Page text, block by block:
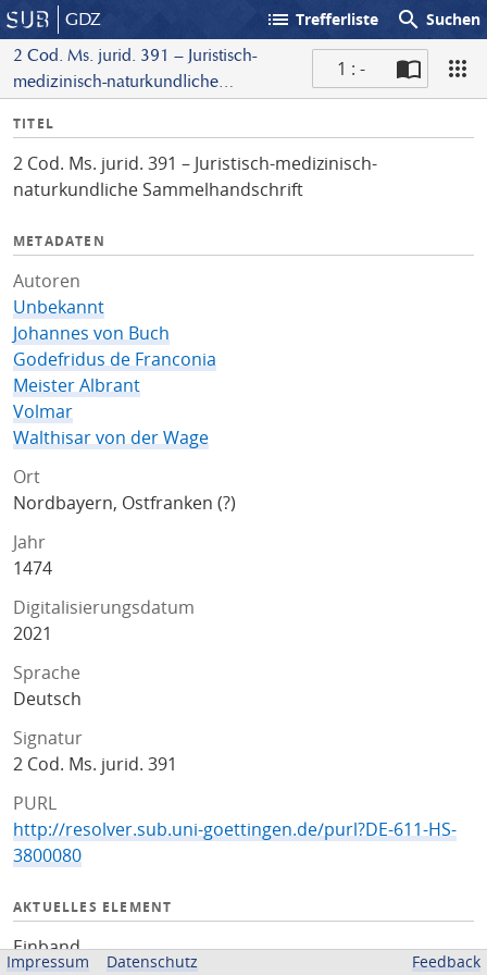
GDZ list Trefferliste search Suchen
2 Cod. Ms. jurid. 391 – Juristisch-
medizinisch-naturkundliche
1 : -
I
f
o
TITEL
2 Cod. Ms. jurid. 391 – Juristisch-medizinisch-
naturkundliche Sammelhandschrift
METADATEN
Autoren
Unbekannt
Johannes von Buch
Godefridus de Franconia
Meister Albrant
Volmar
Walthisar von der Wage
Ort
Nordbayern, Ostfranken (?)
Jahr
1474
Digitalisierungsdatum
2021
Sprache
Deutsch
Signatur
2 Cod. Ms. jurid. 391
PURL
http://resolver.sub.uni-goettingen.de/purl?DE-611-HS-
3800080
AKTUELLES ELEMENT
Einband
Impressum Datenschutz Feedback